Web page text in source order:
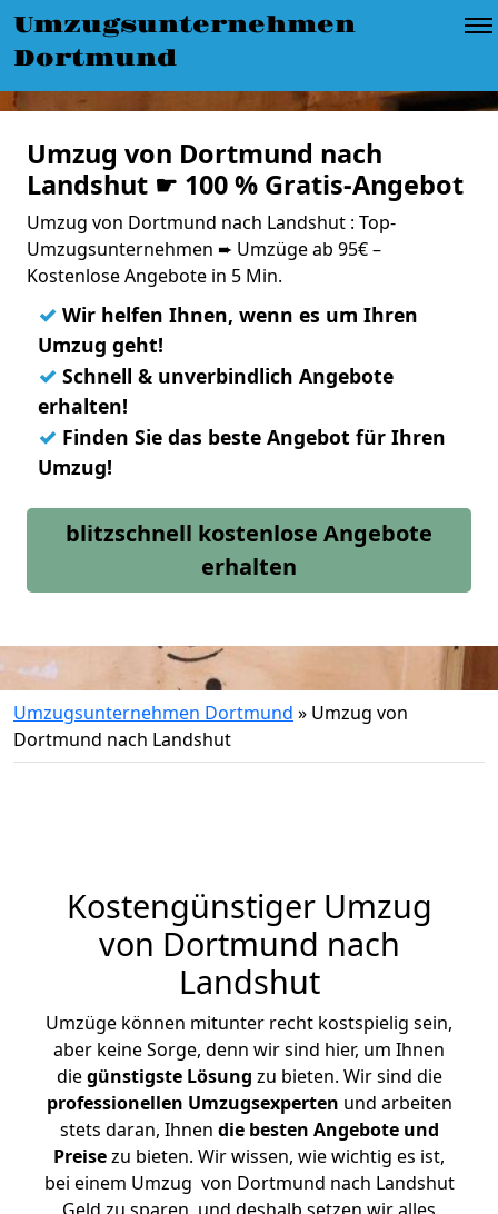
Umzugsunternehmen
Dortmund
Umzug von Dortmund nach
Landshut ☛ 100 % Gratis-Angebot
Umzug von Dortmund nach Landshut : Top-
Umzugsunternehmen ➨ Umzüge ab 95€ –
Kostenlose Angebote in 5 Min.
✓ Wir helfen Ihnen, wenn es um Ihren
Umzug geht!
✓ Schnell & unverbindlich Angebote
erhalten!
✓ Finden Sie das beste Angebot für Ihren
Umzug!
blitzschnell kostenlose Angebote
erhalten
Umzugsunternehmen Dortmund » Umzug von
Dortmund nach Landshut
Kostengünstiger Umzug
von Dortmund nach
Landshut
Umzüge können mitunter recht kostspielig sein,
aber keine Sorge, denn wir sind hier, um Ihnen
diegünstigste Lösung zu bieten. Wir sind die
professionellen Umzugsexperten und arbeiten
stets daran, Ihnen die besten Angebote und
Preisezu bieten. Wir wissen, wie wichtig es ist,
bei einem Umzug von Dortmund nach Landshut